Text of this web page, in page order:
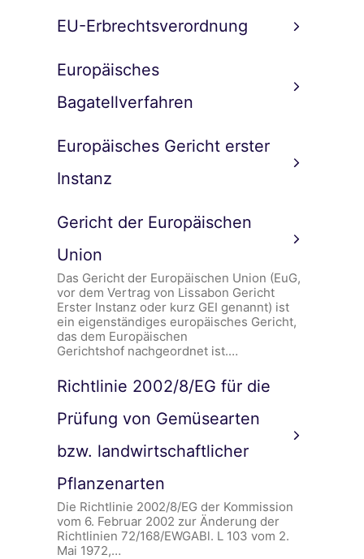
EU-Erbrechtsverordnung
Europäisches
Bagatellverfahren
Europäisches Gericht erster
Instanz
Gericht der Europäischen
Union
Das Gericht der Europäischen Union (EuG,
vor dem Vertrag von Lissabon Gericht
Erster Instanz oder kurz GEI genannt) ist
ein eigenständiges europäisches Gericht,
das dem Europäischen
Gerichtshof nachgeordnet ist.…
Richtlinie 2002/8/EG für die
Prüfung von Gemüsearten
bzw. landwirtschaftlicher
Pflanzenarten
Die Richtlinie 2002/8/EG der Kommission
vom 6. Februar 2002 zur Änderung der
Richtlinien 72/168/EWGABl. L 103 vom 2.
Mai 1972,…